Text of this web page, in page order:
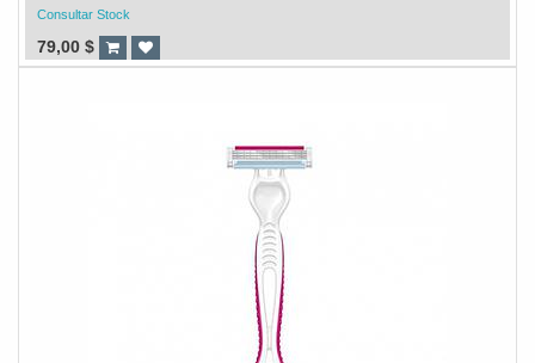
Consultar Stock
79,00 $